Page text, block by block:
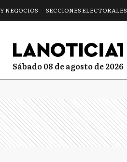
NEGOCIOS SECCIONES ELECTORALES
sábado 08 de agosto de 2026